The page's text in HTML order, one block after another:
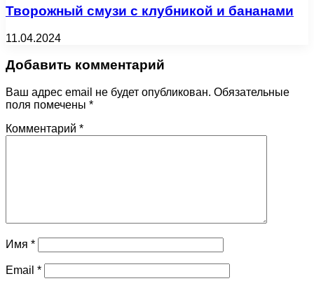
Творожный смузи с клубникой и бананами
11.04.2024
Добавить комментарий
Ваш адрес email не будет опубликован. Обязательные
поля помечены *
Комментарий *
Имя *
Email *